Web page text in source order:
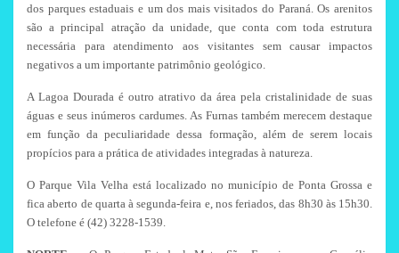
dos parques estaduais e um dos mais visitados do Paraná. Os arenitos
são a principal atração da unidade, que conta com toda estrutura
necessária para atendimento aos visitantes sem causar impactos
negativos a um importante patrimônio geológico.
A Lagoa Dourada é outro atrativo da área pela cristalinidade de suas
águas e seus inúmeros cardumes. As Furnas também merecem destaque
em função da peculiaridade dessa formação, além de serem locais
propícios para a prática de atividades integradas à natureza.
O Parque Vila Velha está localizado no município de Ponta Grossa e
fica aberto de quarta à segunda-feira e, nos feriados, das 8h30 às 15h30.
O telefone é (42) 3228-1539.